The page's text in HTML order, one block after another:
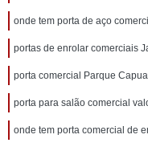
onde tem porta de aço
portas de enrolar comerciais
porta comercial Parque
porta para salão comercial
onde tem porta comercial de